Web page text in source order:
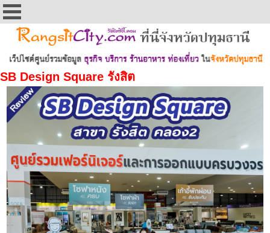
SB Design Square รังสิต